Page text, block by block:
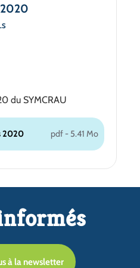
2020
du SYMCRAU
2020 pdf - 5.41 Mo
à la newsletter